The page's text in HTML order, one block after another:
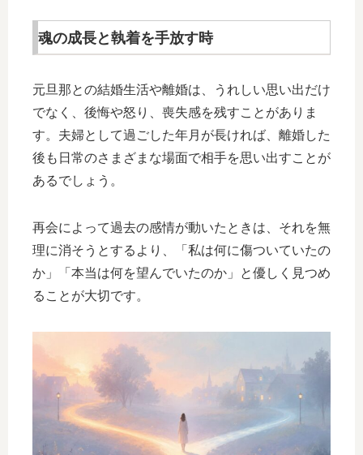
魂の成長と執着を手放す時
元旦那との結婚生活や離婚は、うれしい思い出だけ
でなく、後悔や怒り、喪失感を残すことがありま
す。夫婦として過ごした年月が長ければ、離婚した
後も日常のさまざまな場面で相手を思い出すことが
あるでしょう。
再会によって過去の感情が動いたときは、それを無
理に消そうとするより、「私は何に傷ついていたの
か」「本当は何を望んでいたのか」と優しく見つめ
ることが大切です。